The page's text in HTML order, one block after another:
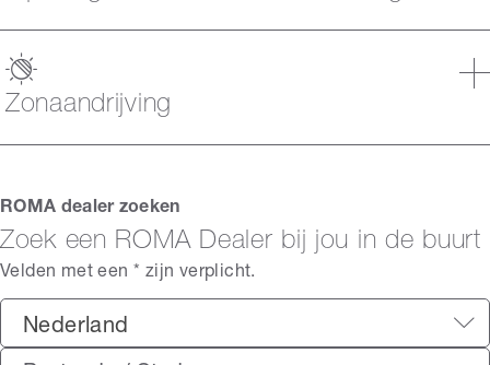
Zonaandrijving
ROMA dealer zoeken
Zoek een ROMA Dealer bij jou in de buurt
Velden met een * zijn verplicht.
Nederland